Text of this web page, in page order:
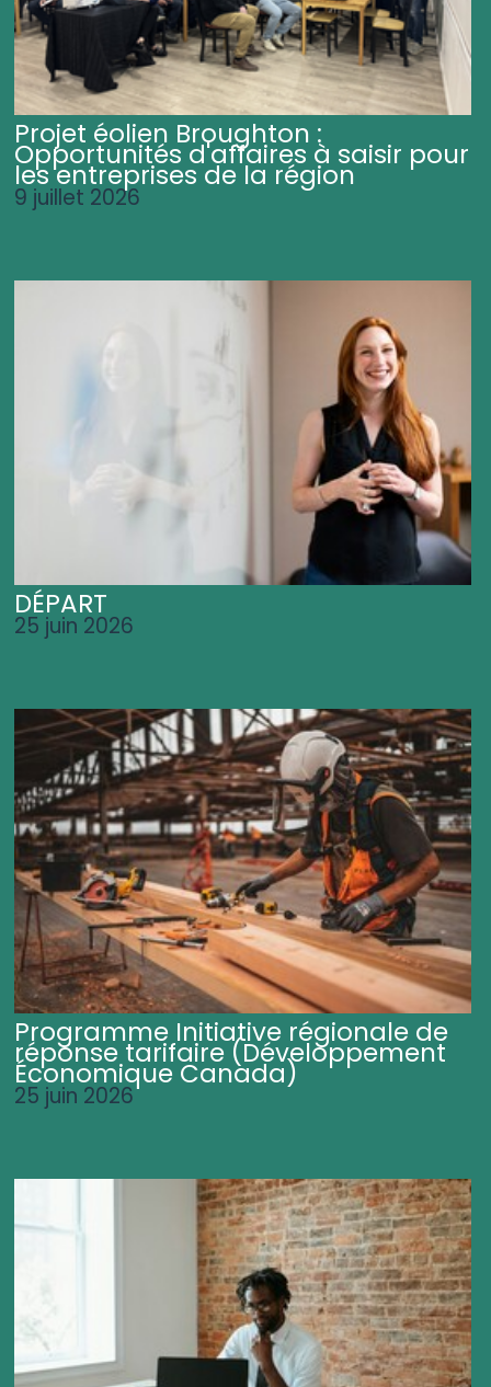
Projet éolien Broughton :
Opportunités d'affaires à saisir pour
les entreprises de la région
9 juillet 2026
DÉPART
25 juin 2026
Programme Initiative régionale de
réponse tarifaire (Développement
Économique Canada)
25 juin 2026